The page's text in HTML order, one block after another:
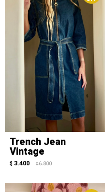
Trench Jean
Vintage
$ 3.400 $ 6.800